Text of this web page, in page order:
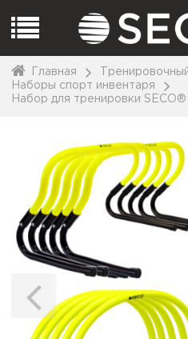
Главная
Наборы спорт инвентаря
Набор для тренировки